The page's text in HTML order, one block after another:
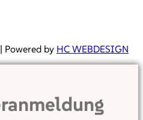
| Powered by HC WEBDESIGN